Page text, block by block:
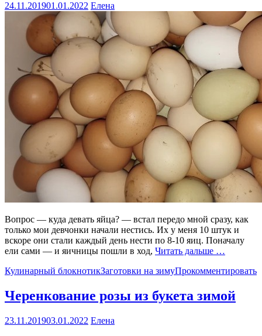
24.11.201901.01.2022 Елена
Вопрос — куда девать яйца? — встал передо мной сразу, как
только мои девчонки начали нестись. Их у меня 10 штук и
вскоре они стали каждый день нести по 8-10 яиц. Поначалу
ели сами — и яичницы пошли в ход, Читать дальше …
Кулинарный блокнотикЗаготовки на зимуПрокомментировать
Черенкование розы из букета зимой
23.11.201903.01.2022 Елена